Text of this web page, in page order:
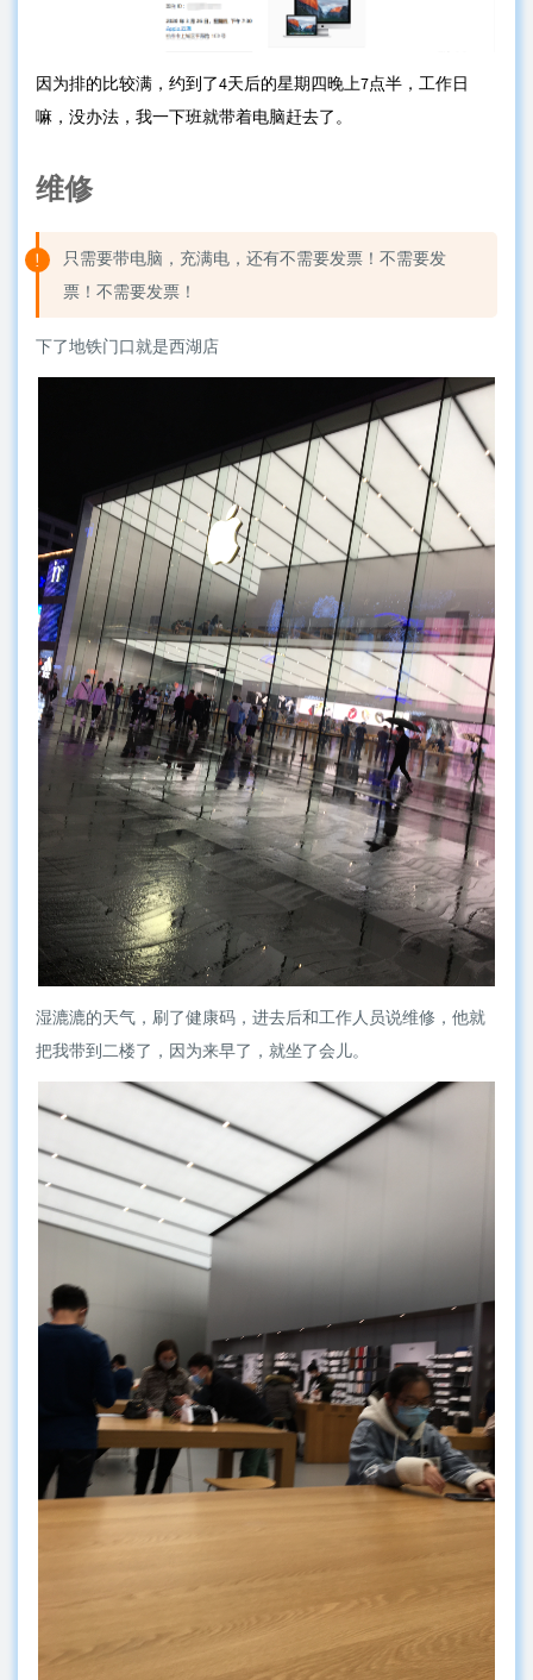
因为排的比较满，约到了4天后的星期四晚上7点半，工作日
嘛，没办法，我一下班就带着电脑赶去了。
维修
只需要带电脑，充满电，还有不需要发票！不需要发
票！不需要发票！
下了地铁门口就是西湖店
湿漉漉的天气，刷了健康码，进去后和工作人员说维修，他就
把我带到二楼了，因为来早了，就坐了会儿。